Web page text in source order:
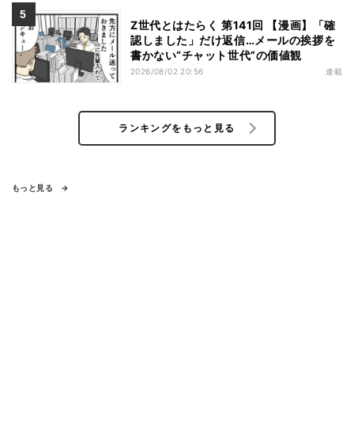
Z世代とはたらく 第141回 【漫画】「確
認しました」だけ返信…メールの挨拶を
書かない“チャット世代”の価値観
2026/08/02 20:56 連載
ランキングをもっと見る
もっと見る